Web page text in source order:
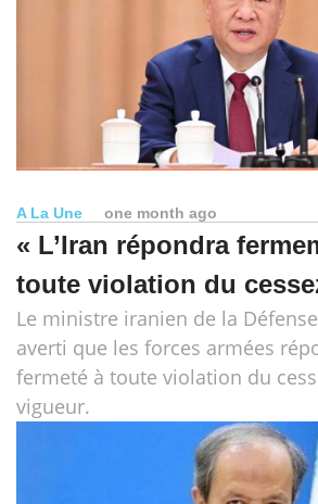
A La Une one month ago
« L’Iran répondra
toute violation du
Le ministre iranien de la
averti que les forces armées
fermeté à toute violation du
vigueur.